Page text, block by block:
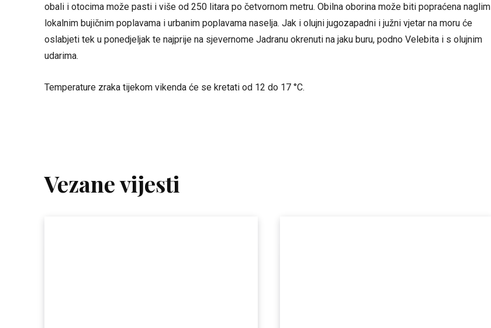
obali i otocima može pasti i više od 250 litara po četvornom metru. Obilna oborina može biti popraćena naglim
lokalnim bujičnim poplavama i urbanim poplavama naselja. Jak i olujni jugozapadni i južni vjetar na moru će
oslabjeti tek u ponedjeljak te najprije na sjevernome Jadranu okrenuti na jaku buru, podno Velebita i s olujnim
udarima.
Temperature zraka tijekom vikenda će se kretati od 12 do 17 °C.
Vezane vijesti